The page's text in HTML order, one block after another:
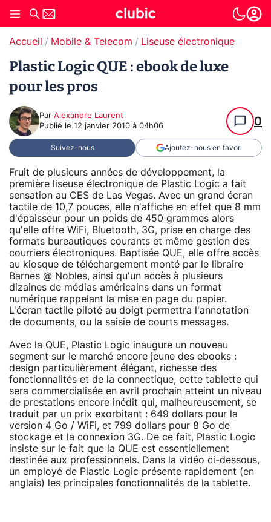
Accueil Mobile & Telecom Liseuse électronique
Plastic Logic QUE : ebook de luxe
pour les pros
Par Alexandre Laurent
Publié le 12 janvier 2010 à 04h06 0
Suivez-nous Ajoutez-nous en favori
Fruit de plusieurs années de développement, la
première liseuse électronique de Plastic Logic a fait
sensation au CES de Las Vegas. Avec un grand écran
tactile de 10,7 pouces, elle n'affiche en effet que 8 mm
d'épaisseur pour un poids de 450 grammes alors
qu'elle offre WiFi, Bluetooth, 3G, prise en charge des
formats bureautiques courants et même gestion des
courriers électroniques. Baptisée QUE, elle offre accès
au kiosque de téléchargement monté par le libraire
Barnes @ Nobles, ainsi qu'un accès à plusieurs
dizaines de médias américains dans un format
numérique rappelant la mise en page du papier.
L'écran tactile piloté au doigt permettra l'annotation
de documents, ou la saisie de courts messages.
Avec la QUE, Plastic Logic inaugure un nouveau
segment sur le marché encore jeune des ebooks :
design particulièrement élégant, richesse des
fonctionnalités et de la connectique, cette tablette qui
sera commercialisée en avril prochain atteint un niveau
de prestations encore inédit qui, malheureusement, se
traduit par un prix exorbitant : 649 dollars pour la
version 4 Go / WiFi, et 799 dollars pour 8 Go de
stockage et la connexion 3G. De ce fait, Plastic Logic
insiste sur le fait que la QUE est essentiellement
destinée aux professionnels. Dans la vidéo ci-dessous,
un employé de Plastic Logic présente rapidement (en
anglais) les principales fonctionnalités de la tablette.